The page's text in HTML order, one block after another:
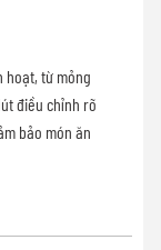
hoạt, từ mỏng
điều chỉnh rõ
bảo món ăn